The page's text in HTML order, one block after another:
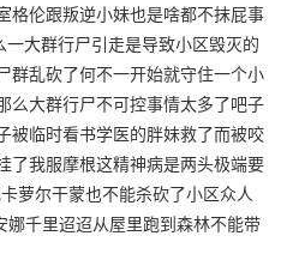
格伦跟叛逆小妹也是啥都不抹屁事
大群行尸引走是导致小区毁灭的
群乱砍了何不一开始就守住一个小
么大群行尸不可控事情太多了吧子
被临时看书学医的胖妹救了而被咬
了我服摩根这精神病是两头极端要
萝尔干蒙也不能杀砍了小区众人
娜千里迢迢从屋里跑到森林不能带